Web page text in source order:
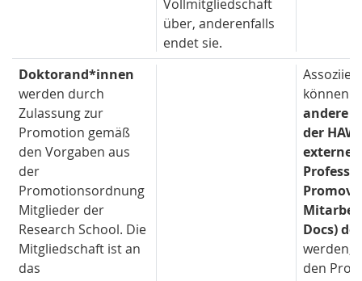
Vollmitgliedschaft
über, anderenfalls
endet sie.
Doktorand*innen
werden durch
Zulassung zur
Promotion gemäß
den Vorgaben aus
der
Promotionsordnung
Mitglieder der
Research School. Die
Mitgliedschaft ist an
das
können
andere
der
externe
Docs)
werden,
den